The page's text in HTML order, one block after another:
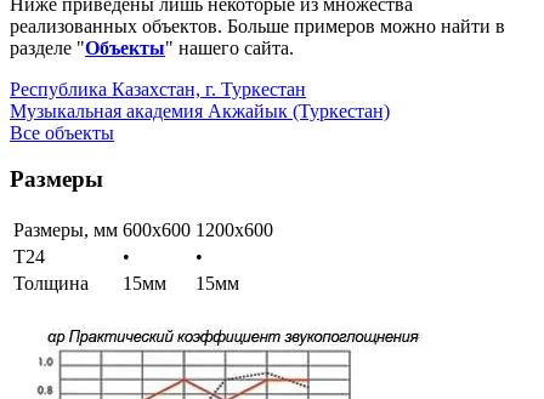
реализованных объектов. Больше примеров можно найти в
разделе "Объекты" нашего сайта.
Республика Казахстан, г. Туркестан
Музыкальная академия Акжайык (Туркестан)
Все объекты
Размеры
Размеры, мм 600х600 1200х600
Т24
•
•
Толщина
15мм 15мм